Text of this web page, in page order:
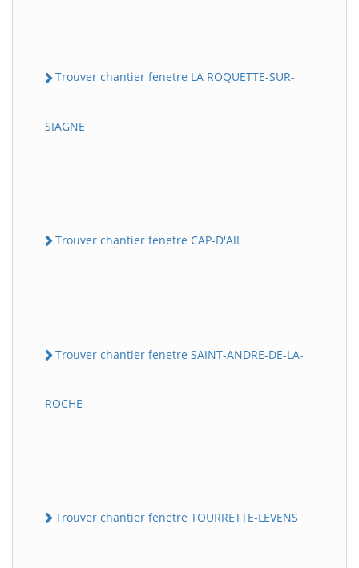
Trouver chantier fenetre LA ROQUETTE-SUR-
SIAGNE
Trouver chantier fenetre CAP-D'AIL
Trouver chantier fenetre SAINT-ANDRE-DE-LA-
ROCHE
Trouver chantier fenetre TOURRETTE-LEVENS